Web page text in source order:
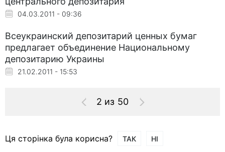
04.03.2011 - 09:36
Всеукраинский депозитарий ценных бумаг
предлагает объединение Национальному
депозитарию Украины
21.02.2011 - 15:53
2 из 50
Ця сторінка була корисна? ТАК НІ